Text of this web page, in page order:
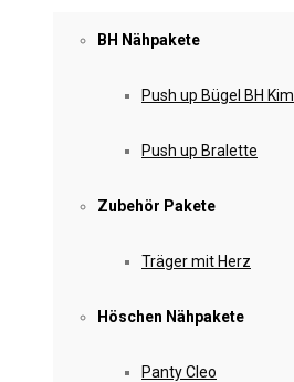
BH Nähpakete
Push up Bügel BH Kim
Push up Bralette
Zubehör Pakete
Träger mit Herz
Höschen Nähpakete
Panty Cleo